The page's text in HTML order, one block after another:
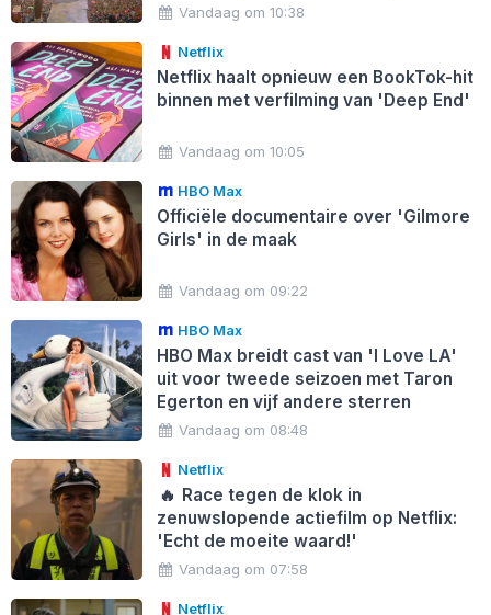
Vandaag om 10:38
Netflix
Netflix haalt opnieuw een BookTok-hit
binnen met verfilming van 'Deep End'
Vandaag om 10:05
HBO Max
Officiële documentaire over 'Gilmore
Girls' in de maak
Vandaag om 09:22
HBO Max
HBO Max breidt cast van 'I Love LA'
uit voor tweede seizoen met Taron
Egerton en vijf andere sterren
Vandaag om 08:48
Netflix
🔥 Race tegen de klok in
zenuwslopende actiefilm op Netflix:
'Echt de moeite waard!'
Vandaag om 07:58
Netflix